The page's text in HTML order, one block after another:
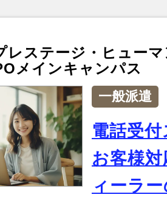
レステージ・ヒュー
メインキャンパス
一般派遣
電話受
お客様
ィーラ